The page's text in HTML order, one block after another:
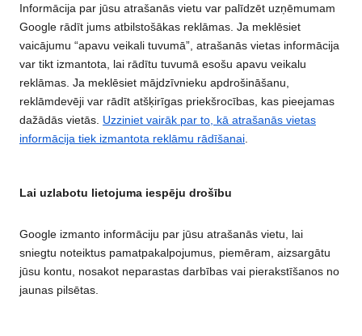
Informācija par jūsu atrašanās vietu var palīdzēt uzņēmumam
Google rādīt jums atbilstošākas reklāmas. Ja meklēsiet
vaicājumu “apavu veikali tuvumā”, atrašanās vietas informācija
var tikt izmantota, lai rādītu tuvumā esošu apavu veikalu
reklāmas. Ja meklēsiet mājdzīvnieku apdrošināšanu,
reklāmdevēji var rādīt atšķirīgas priekšrocības, kas pieejamas
dažādās vietās. Uzziniet vairāk par to, kā atrašanās vietas
informācija tiek izmantota reklāmu rādīšanai
Lai uzlabotu lietojuma iespēju drošību
Google izmanto informāciju par jūsu atrašanās vietu, lai
sniegtu noteiktus pamatpakalpojumus, piemēram, aizsargātu
jūsu kontu, nosakot neparastas darbības vai pierakstīšanos no
jaunas pilsētas.